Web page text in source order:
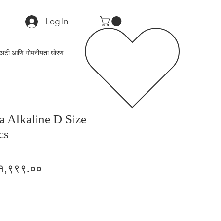
Log In
अटी आणि गोपनीयता धोरण
Alkaline D Size